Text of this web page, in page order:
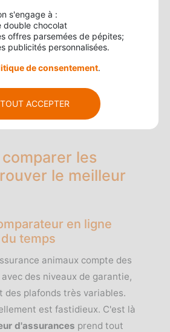
justifient un niveau de
souscription pendant laquelle
pas encore),
entre 30 et 90 jours selon les
les
le meilleur
en ligne
temps
animaux compte des
des niveaux de garantie,
des plafonds très variables.
est fastidieux. C'est là
d'assurances prend tout
s'engage à :
double chocolat
offres parsemées de pépites;
publicités personnalisées.
de consentement.
TOUT ACCEPTER